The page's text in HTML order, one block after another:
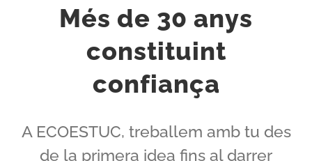
Més de 30 anys
constituint
confiança
A ECOESTUC, treballem amb tu des
de la primera idea fins al darrer